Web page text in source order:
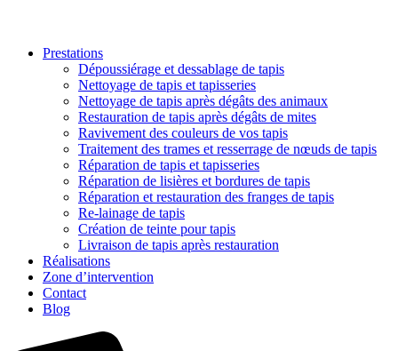
Prestations
Dépoussiérage et dessablage de tapis
Nettoyage de tapis et tapisseries
Nettoyage de tapis après dégâts des animaux
Restauration de tapis après dégâts de mites
Ravivement des couleurs de vos tapis
Traitement des trames et resserrage de nœuds de tapis
Réparation de tapis et tapisseries
Réparation de lisières et bordures de tapis
Réparation et restauration des franges de tapis
Re-lainage de tapis
Création de teinte pour tapis
Livraison de tapis après restauration
Réalisations
Zone d’intervention
Contact
Blog